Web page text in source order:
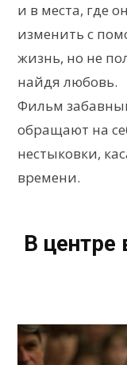
и в места, где
изменить с
жизнь, но не
найдя любовь.
Фильм
обращают на
нестыковки,
времени.
В центре